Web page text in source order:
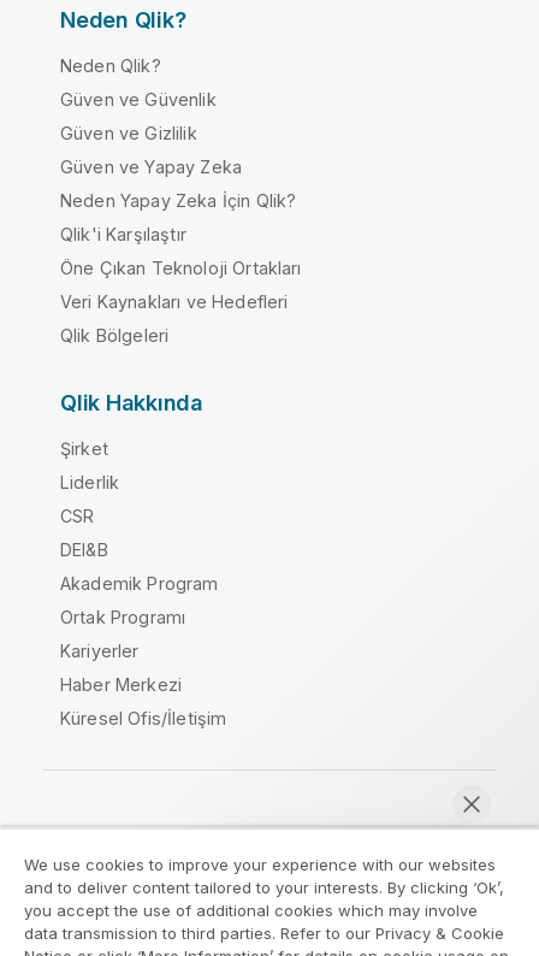
Neden Qlik?
Neden Qlik?
Güven ve Güvenlik
Güven ve Gizlilik
Güven ve Yapay Zeka
Neden Yapay Zeka İçin Qlik?
Qlik'i Karşılaştır
Öne Çıkan Teknoloji Ortakları
Veri Kaynakları ve Hedefleri
Qlik Bölgeleri
Qlik Hakkında
Şirket
Liderlik
CSR
DEI&B
Akademik Program
Ortak Programı
Kariyerler
Haber Merkezi
Küresel Ofis/İletişim
Yasal sözleşmeler
Ürün Koşulları
Legal Policies
Legal Policies
We use cookies to improve your experience with our websites
and to deliver content tailored to your interests. By clicking ‘Ok’,
you accept the use of additional cookies which may involve
data transmission to third parties. Refer to our Privacy & Cookie